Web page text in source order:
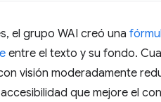
el grupo WAI creó una
entre el texto y su fondo.
visión moderadamente
que mejore el